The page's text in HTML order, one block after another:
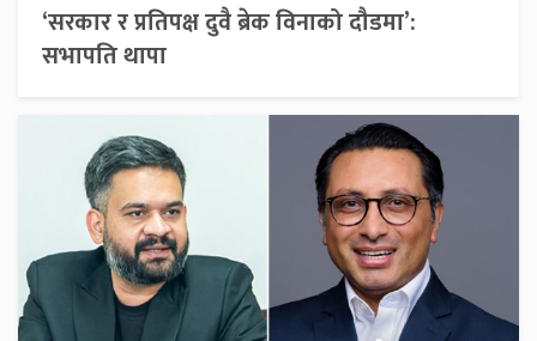
‘सरकार र प्रतिपक्ष दुवै ब्रेक विनाको दौडमा’:
सभापति थापा